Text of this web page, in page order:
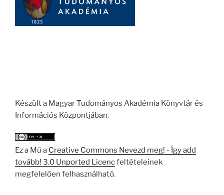
Készült a Magyar Tudományos Akadémia Könyvtár és
Információs Központjában.
Ez a Mű a Creative Commons Nevezd meg! - Így add
tovább! 3.0 Unported Licencfeltételeinek
megfelelően felhasználható.